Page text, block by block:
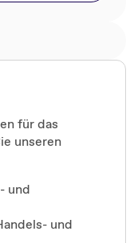
für das
unseren
und
und